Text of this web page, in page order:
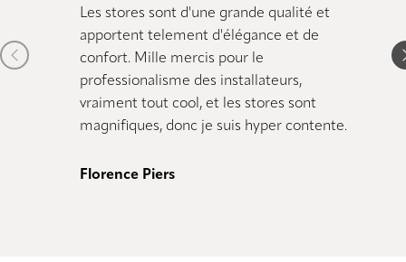
Les stores sont d'une grande qualité et
apportent telement d'élégance et de
confort. Mille mercis pour le
professionalisme des installateurs,
vraiment tout cool, et les stores sont
magnifiques, donc je suis hyper contente.
Florence Piers
Previous item